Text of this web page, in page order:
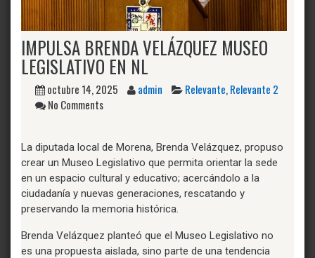
IMPULSA BRENDA VELÁZQUEZ MUSEO
LEGISLATIVO EN NL
octubre 14, 2025 admin Relevante,Relevante 2
No Comments
La diputada local de Morena, Brenda Velázquez, propuso
crear un Museo Legislativo que permita orientar la sede
en un espacio cultural y educativo; acercándolo a la
ciudadanía y nuevas generaciones, rescatando y
preservando la memoria histórica.
Brenda Velázquez planteó que el Museo Legislativo no
es una propuesta aislada, sino parte de una tendencia